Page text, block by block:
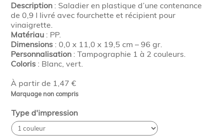
À partir de 1,47 €
Marquage non compris
Description : Saladier en plastique d’une contenance
de 0,9 l livré avec fourchette et récipient pour
vinaigrette.
Matériau : PP.
Dimensions : 0,0 x 11,0 x 19,5 cm – 96 gr.
Personnalisation : Tampographie 1 à 2 couleurs.
Coloris : Blanc, vert.
Type d'impression